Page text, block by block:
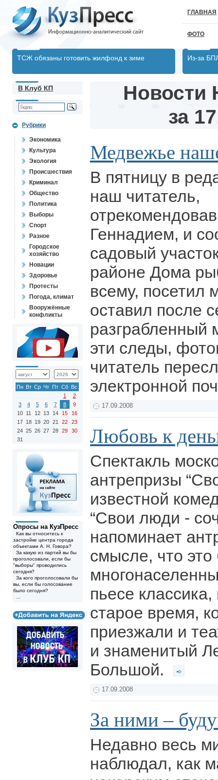
ГЛАВНАЯ
ФОТО
ТСЖ обязаны готовить жилфонд к зиме Из-за
В Клуб КП
Рубрики
Экономика
Культура
Экология
Происшествия
Криминал
Общество
Политика
Выборы
Спорт
Разное
Городское
хозяйство
Новации
Здоровье
Протесты
Погода, климат
Вооружённые
конфликты
Пн Вт Ср Чт Пт Сб Вс
1
2
3
4 5 6 7 8
9
10 11 12 13 14 15
16
17 18 19 20 21 22
23
24 25 26 27 28 29
30
31
Опросы на КузПресс
Как вы относитесь к
застройке центра города
объектами А. Н. Говора?
За какую из партий вы бы
проголосовали, если бы
"выборы" проводились
сегодня?
За кого проголосовали бы
вы, если бы голосование
было сегодня?
Новости
за
Медвежье
В пятницу в
наш читатель,
Геннадием, и
садовый
районе Дома
всему, посетил
оставил после
разграбленный
эти следы,
читатель
электронной
17.09.2008
Любовь к
Спектакль
антрепризы
известной
“Свои люди -
напоминает
смысле, что
пьесе
старое время,
приезжали и
и знаменитый
Большой.
17.09.2008
За ними –
Недавно весь
наблюдал, как